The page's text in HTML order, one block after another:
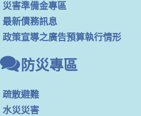
災害準備金專區
最新債務訊息
政策宣導之廣告預算執行情形
防災專區
疏散避難
水災災害